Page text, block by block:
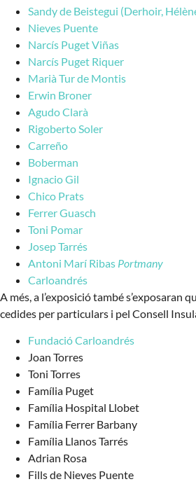
Sandy de Beistegui (Derhoir,
Nieves Puente
Narcís Puget Viñas
Narcís Puget Riquer
Marià Tur de Montis
Erwin Broner
Agudo Clarà
Rigoberto Soler
Carreño
Boberman
Ignacio Gil
Chico Prats
Ferrer Guasch
Toni Pomar
Josep Tarrés
Antoni Marí Ribas Portmany
Carloandrés
A més, a l’exposició també s’exposaran
cedides per particulars i pel Consell
Fundació Carloandrés
Joan Torres
Toni Torres
Família Puget
Família Hospital Llobet
Família Ferrer Barbany
Família Llanos Tarrés
Adrian Rosa
Fills de Nieves Puente